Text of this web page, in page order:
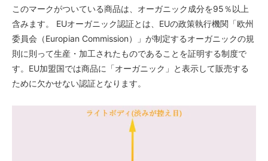
このマークがついている商品は、オーガニック成分を95％以上
含みます。 EUオーガニック認証とは、EUの政策執行機関「欧州
委員会（Europian Commission）」が制定するオーガニックの規
則に則って生産・加工されたものであることを証明する制度で
す。EU加盟国では商品に「オーガニック」と表示して販売する
ために欠かせない認証となります。